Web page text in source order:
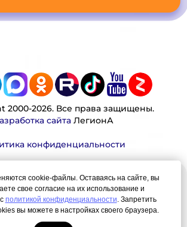
2000-2026. Все права защищены.
сайтаЛегионА
конфиденциальности
Наша миссия:
много, давно продаем вещи,
Для нас главная ценность —
cookie-файлы. Оставаясь на сайте, вы
свое согласие на их использование и
политикой конфиденциальности. Запретить
вы можете в настройках своего браузера.